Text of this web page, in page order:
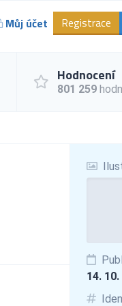
Můj účet Registrace
Hodnocení
801 259
14.